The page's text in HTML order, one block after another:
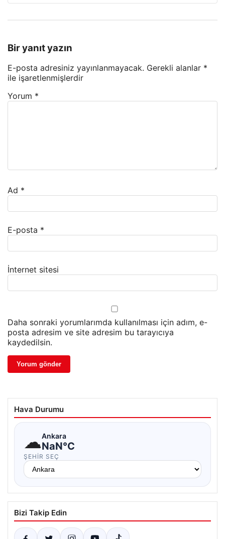
Bir yanıt yazın
E-posta adresiniz yayınlanmayacak. Gerekli alanlar *
ile işaretlenmişlerdir
Yorum *
Ad *
E-posta *
İnternet sitesi
Daha sonraki yorumlarımda kullanılması için adım, e-
posta adresim ve site adresim bu tarayıcıya
kaydedilsin.
Hava Durumu
☁Ankara
NaN°C
ŞEHIR SEÇ
Bizi Takip Edin